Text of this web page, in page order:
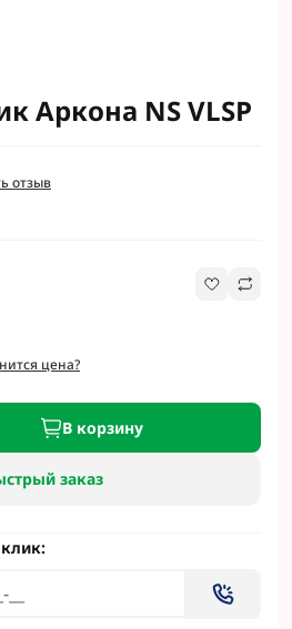
Aркона NS VLSP
отзыв
цена?
В корзину
заказ
клик: